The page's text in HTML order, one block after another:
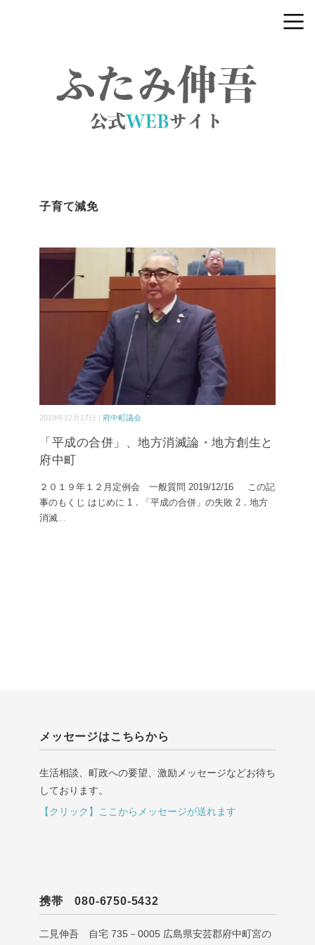
子育て減免
2019年12月17日 | 府中町議会
「平成の合併」、地方消滅論・地方創生と
府中町
２０１９年１２月定例会 一般質問 2019/12/16 この記
事のもくじ はじめに 1．「平成の合併」の失敗 2．地方
消滅...
メッセージはこちらから
生活相談、町政への要望、激励メッセージなどお待ち
しております。
【クリック】ここからメッセージが送れます
携帯 080-6750-5432
二見伸吾 自宅 735－0005 広島県安芸郡府中町宮の